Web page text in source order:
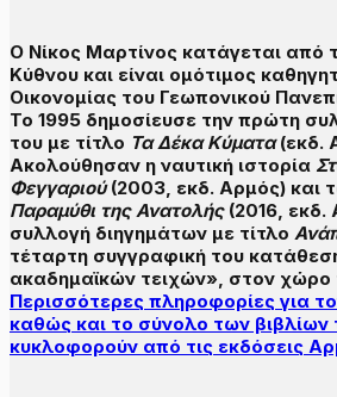
Ο Νίκος Μαρτίνος κατάγεται από
Κύθνου και είναι ομότιμος
Οικονομίας του Γεωπονικού
Το 1995 δημοσίευσε την πρώτη
του με τίτλο Τα Δέκα Κύματα(εκδ.
Ακολούθησαν η ναυτική ιστορία
Φεγγαριού(2003, εκδ. Αρμός) και
Παραμύθι της Ανατολής(2016, εκδ.
συλλογή διηγημάτων με τίτλο
τέταρτη συγγραφική του
ακαδημαϊκών τειχών», στον χώρο
Περισσότερες πληροφορίες για
καθώς και το σύνολο των βιβλίων
κυκλοφορούν από τις εκδόσεις